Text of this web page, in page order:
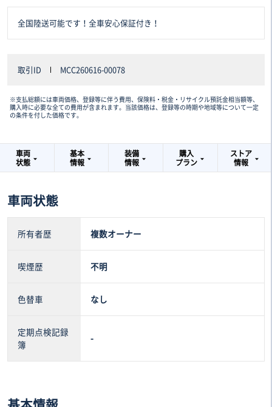
全国陸送可能です！全車安心保証付き！
取引ID MCC260616-00078
※支払総額には車両価格、登録等に伴う費用、保険料・税金・リサイクル預託金相当額等、
購入時に必要な全ての費用が含まれます。当該価格は、登録等の時期や地域等について一定
の条件を付した価格です。
車両
状態
基本
情報
装備
情報
購入
プラン
ストア
情報
車両状態
所有者歴 複数オーナー
喫煙歴 不明
色替車 なし
定期点検記録
簿
-